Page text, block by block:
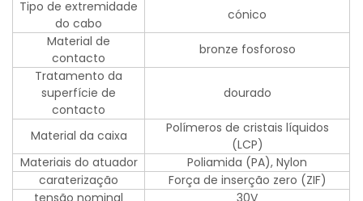
Tipo de extremidade
do cabo
cónico
Material de
contacto
bronze fosforoso
Tratamento da
superfície de
contacto
dourado
Material da caixa
Polímeros de cristais líquidos
(LCP)
Materiais do atuador
Poliamida (PA), Nylon
caraterização
Força de inserção zero (ZIF)